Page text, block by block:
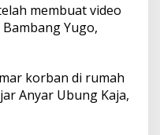
membuat video
Yugo,
korban di rumah
Anyar Ubung Kaja,